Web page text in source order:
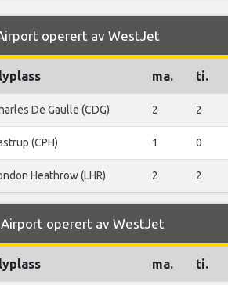
operert av WestJet
ma. ti.
De Gaulle (CDG) 2 2
(CPH) 1 0
Heathrow (LHR) 2 2
operert av WestJet
ma. ti.